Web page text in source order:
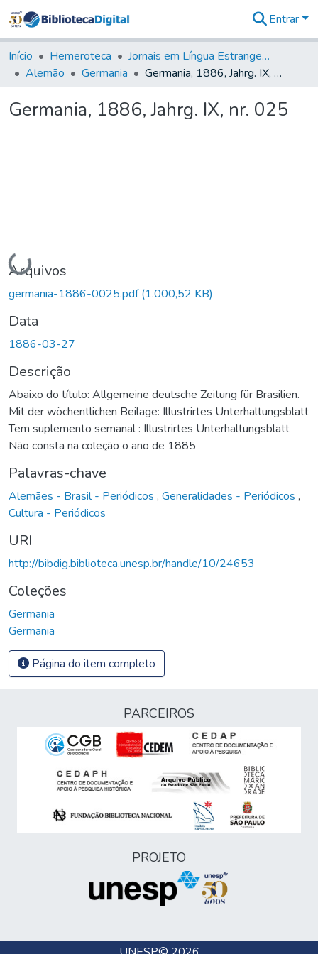
&
Coleções
Tudo na
Digital
Entrar
Início Hemeroteca
Jornais em Língua Estrangeira
Alemão
Germania Germania, 1886, Jahrg. IX, nr. 025
Germania, 1886, Jahrg. IX, nr. 025
Carregando...
Arquivos
germania-1886-0025.pdf(1.000,52 KB)
Data
1886-03-27
Descrição
Abaixo do título: Allgemeine deutsche Zeitung für Brasilien.
Mit der wöchentlichen Beilage: Illustrirtes Unterhaltungsblatt
Tem suplemento semanal : Illustrirtes Unterhaltungsblatt
Não consta na coleção o ano de 1885
Palavras-chave
Alemães - Brasil - Periódicos , Generalidades - Periódicos ,
Cultura - Periódicos
URI
http://bibdig.biblioteca.unesp.br/handle/10/24653
Coleções
Germania
Germania
Página do item completo
PARCEIROS
PROJETO